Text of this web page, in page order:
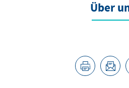
Über